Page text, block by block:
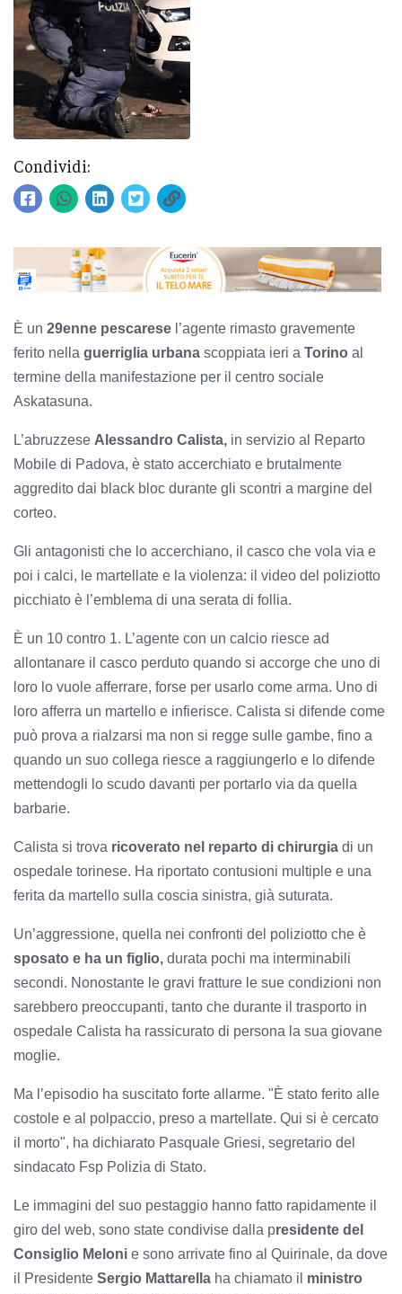
Condividi:
È un 29enne pescarese l’agente rimasto gravemente
ferito nella guerriglia urbana scoppiata ieri a Torino al
termine della manifestazione per il centro sociale
Askatasuna.
L’abruzzese Alessandro Calista, in servizio al Reparto
Mobile di Padova, è stato accerchiato e brutalmente
aggredito dai black bloc durante gli scontri a margine del
corteo.
Gli antagonisti che lo accerchiano, il casco che vola via e
poi i calci, le martellate e la violenza: il video del poliziotto
picchiato è l’emblema di una serata di follia.
È un 10 contro 1. L’agente con un calcio riesce ad
allontanare il casco perduto quando si accorge che uno di
loro lo vuole afferrare, forse per usarlo come arma. Uno di
loro afferra un martello e infierisce. Calista si difende come
può prova a rialzarsi ma non si regge sulle gambe, fino a
quando un suo collega riesce a raggiungerlo e lo difende
mettendogli lo scudo davanti per portarlo via da quella
barbarie.
Calista si trova ricoverato nel reparto di chirurgia di un
ospedale torinese. Ha riportato contusioni multiple e una
ferita da martello sulla coscia sinistra, già suturata.
Un’aggressione, quella nei confronti del poliziotto che è
sposato e ha un figlio, durata pochi ma interminabili
secondi. Nonostante le gravi fratture le sue condizioni non
sarebbero preoccupanti, tanto che durante il trasporto in
ospedale Calista ha rassicurato di persona la sua giovane
moglie.
Ma l’episodio ha suscitato forte allarme. "È stato ferito alle
costole e al polpaccio, preso a martellate. Qui si è cercato
il morto", ha dichiarato Pasquale Griesi, segretario del
sindacato Fsp Polizia di Stato.
Le immagini del suo pestaggio hanno fatto rapidamente il
giro del web, sono state condivise dalla presidente del
Consiglio Meloni e sono arrivate fino al Quirinale, da dove
il Presidente Sergio Mattarella ha chiamato il ministro